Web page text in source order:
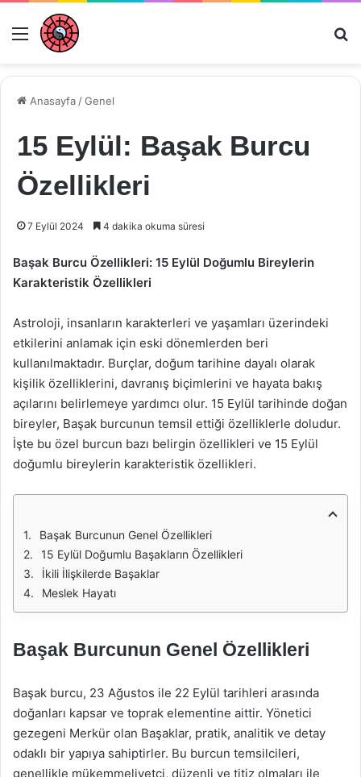
Menü
Anasayfa /Genel
15 Eylül: Başak Burcu
Özellikleri
7 Eylül 2024 4 dakika okuma süresi
Başak Burcu Özellikleri: 15 Eylül Doğumlu Bireylerin
Karakteristik Özellikleri
Astroloji, insanların karakterleri ve yaşamları üzerindeki
etkilerini anlamak için eski dönemlerden beri
kullanılmaktadır. Burçlar, doğum tarihine dayalı olarak
kişilik özelliklerini, davranış biçimlerini ve hayata bakış
açılarını belirlemeye yardımcı olur. 15 Eylül tarihinde doğan
bireyler, Başak burcunun temsil ettiği özelliklerle doludur.
İşte bu özel burcun bazı belirgin özellikleri ve 15 Eylül
doğumlu bireylerin karakteristik özellikleri.
Başak Burcunun Genel Özellikleri
15 Eylül Doğumlu Başakların Özellikleri
İkili İlişkilerde Başaklar
Meslek Hayatı
Başak Burcunun Genel Özellikleri
Başak burcu, 23 Ağustos ile 22 Eylül tarihleri arasında
doğanları kapsar ve toprak elementine aittir. Yönetici
gezegeni Merkür olan Başaklar, pratik, analitik ve detay
odaklı bir yapıya sahiptirler. Bu burcun temsilcileri,
genellikle mükemmeliyetçi, düzenli ve titiz olmaları ile